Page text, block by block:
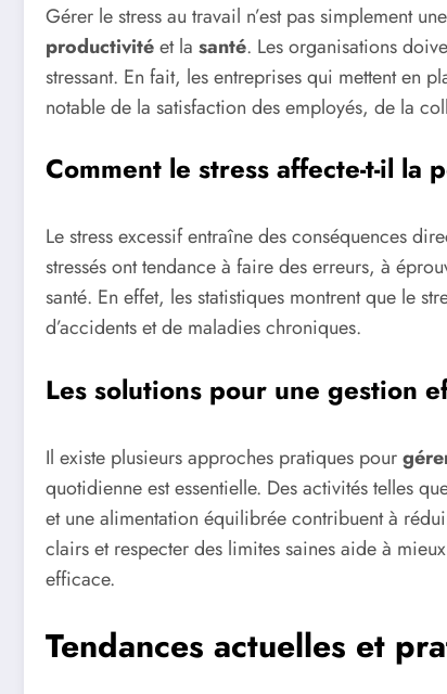
Gérer le stress au travail n’est pas simplement
productivitéet la santé. Les organisations
stressant. En fait, les entreprises qui mettent en
notable de la satisfaction des employés, de la
Comment le stress affecte-t-il la
Le stress excessif entraîne des conséquences
stressés ont tendance à faire des erreurs, à
santé. En effet, les statistiques montrent que le
d’accidents et de maladies chroniques.
Les solutions pour une gestion
Il existe plusieurs approches pratiques pour
quotidienne est essentielle. Des activités telles
et une alimentation équilibrée contribuent à
clairs et respecter des limites saines aide à
efficace.
Tendances actuelles et